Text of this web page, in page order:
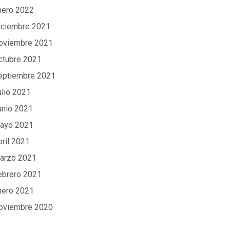
2022
2021
2021
2021
2021
2021
2021
2021
2021
2021
2021
2021
2020